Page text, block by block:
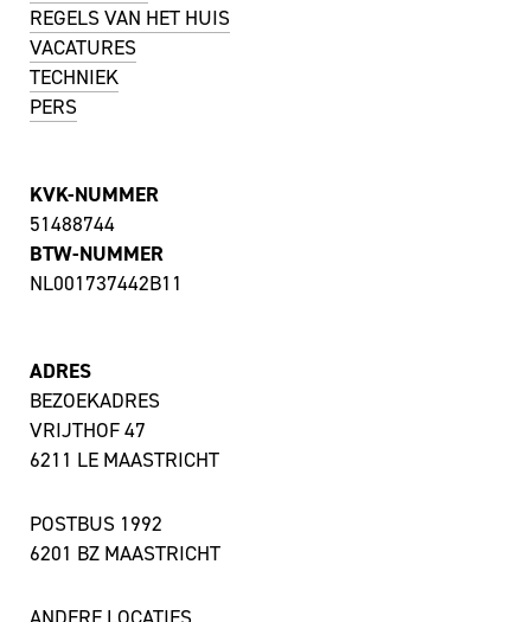
REGELS VAN HET HUIS
VACATURES
TECHNIEK
PERS
KVK-NUMMER
51488744
BTW-NUMMER
NL001737442B11
ADRES
BEZOEKADRES
VRIJTHOF 47
6211 LE MAASTRICHT
POSTBUS 1992
6201 BZ MAASTRICHT